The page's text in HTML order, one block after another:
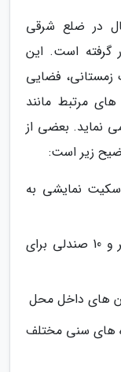
در ضلع شرقی
مربع قرار گرفته است. این
زمستانی، فضایی
مرتبط مانند
نماید. بعضی از
زیر است:
نمایشی به
جایگاه تماشاگران با ظرفیت 400 نفر و 10 صندلی برای
های داخل محل
های سنی مختلف